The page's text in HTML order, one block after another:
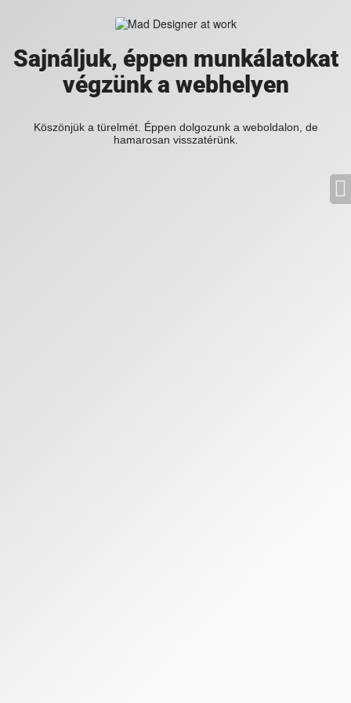
Sajnáljuk, éppen munkálatokat
végzünk a webhelyen
Köszönjük a türelmét. Éppen dolgozunk a weboldalon, de
hamarosan visszatérünk.